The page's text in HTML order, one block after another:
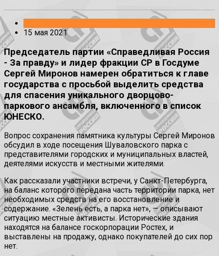
15 мая 2021
Председатель партии «Справедливая Россия
- За правду» и лидер фракции СР в Госдуме
Сергей Миронов намерен обратиться к главе
государства с просьбой выделить средства
для спасения уникального дворцово-
паркового ансамбля, включенного в список
ЮНЕСКО.
Вопрос сохранения памятника культуры Сергей Миронов
обсудил в ходе посещения Шуваловского парка с
представителями городских и муниципальных властей,
деятелями искусств и местными жителями.
Как рассказали участники встречи, у Санкт-Петербурга,
на баланс которого передана часть территории парка, нет
необходимых средств на его восстановление и
содержание. «Зелень есть, а парка нет», — описывают
ситуацию местные активисты. Исторические здания
находятся на балансе госкорпорации Ростех, и
выставлены на продажу, однако покупателей до сих пор
нет.